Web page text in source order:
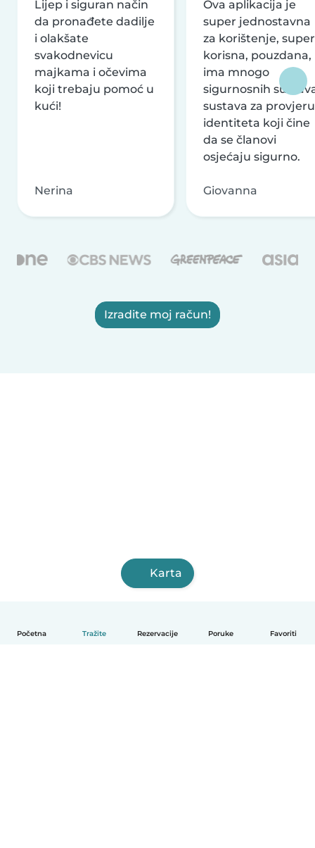
Početna Tražite Rezervacije Poruke Favoriti
Lijep i siguran način
da pronađete dadilje
i olakšate
svakodnevicu
majkama i očevima
koji trebaju pomoć u
kući!
Nerina
Ova aplikacija je
super jednostavna
za korištenje, super
korisna, pouzdana,
ima mnogo
sigurnosnih
sustava za provjeru
identiteta koji čine
da se članovi
osjećaju sigurno.
Giovanna
Izradite moj račun!
Karta